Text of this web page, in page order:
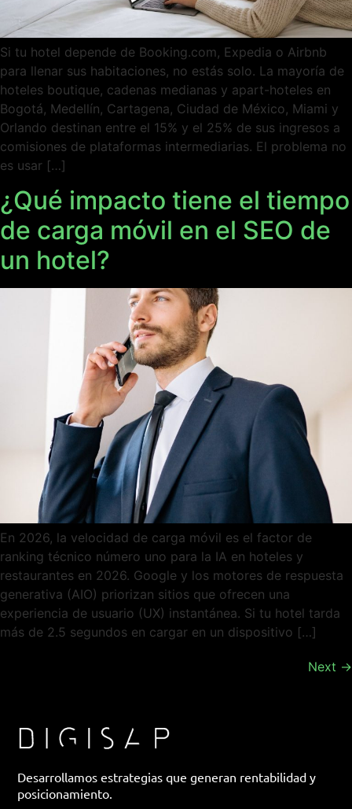
Si tu hotel depende de Booking.com, Expedia o Airbnb
para llenar sus habitaciones, no estás solo. La mayoría de
hoteles boutique, cadenas medianas y apart-hoteles en
Bogotá, Medellín, Cartagena, Ciudad de México, Miami y
Orlando destinan entre el 15% y el 25% de sus ingresos a
comisiones de plataformas intermediarias. El problema no
es usar […]
¿Qué impacto tiene el tiempo
de carga móvil en el SEO de
un hotel?
En 2026, la velocidad de carga móvil es el factor de
ranking técnico número uno para la IA en hoteles y
restaurantes en 2026. Google y los motores de respuesta
generativa (AIO) priorizan sitios que ofrecen una
experiencia de usuario (UX) instantánea. Si tu hotel tarda
más de 2.5 segundos en cargar en un dispositivo […]
Next →
Desarrollamos estrategias que generan rentabilidad y
posicionamiento.